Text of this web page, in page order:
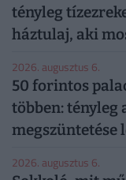
tényleg
háztulaj, aki
2026. augusztus 6.
50 forintos
többen: tényleg
megszüntetése
2026. augusztus 6.